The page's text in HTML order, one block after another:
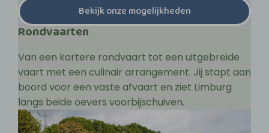
Bekijk onze mogelijkheden
Rondvaarten
Van een kortere rondvaart tot een uitgebreide
vaart met een culinair arrangement. Jij stapt aan
boord voor een vaste afvaart en ziet Limburg
langs beide oevers voorbijschuiven.